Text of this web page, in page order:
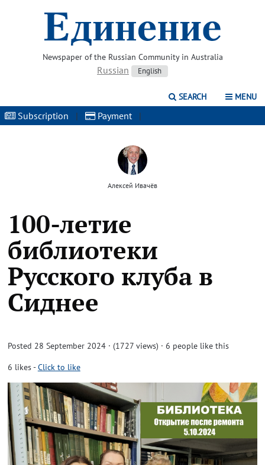
Newspaper of the Russian Community in Australia
Russian English
SEARCH MENU
Subscription | Payment |
Алексей Ивачёв
100-летие
библиотеки
Русского клуба в
Сиднее
Posted 28 September 2024 · (1727 views) · 6 people like this
6 likes-Click to like